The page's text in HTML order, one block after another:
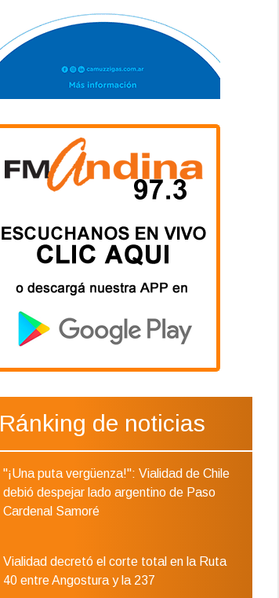
Ránking de noticias
"¡Una puta vergüenza!": Vialidad de Chile
debió despejar lado argentino de Paso
Cardenal Samoré
Vialidad decretó el corte total en la Ruta
40 entre Angostura y la 237